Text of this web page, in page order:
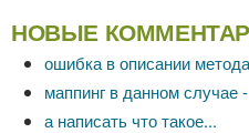
НОВЫЕ
ошибка в описании метода
маппинг в данном случае -
а написать что такое...